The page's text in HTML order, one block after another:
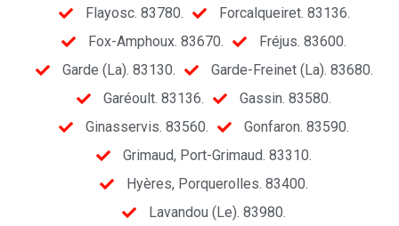
Flayosc. 83780.
Forcalqueiret. 83136.
Fox-Amphoux. 83670.
Fréjus. 83600.
Garde (La). 83130.
Garde-Freinet (La). 83680.
Garéoult. 83136.
Gassin. 83580.
Ginasservis. 83560.
Gonfaron. 83590.
Grimaud, Port-Grimaud. 83310.
Hyères, Porquerolles. 83400.
Lavandou (Le). 83980.